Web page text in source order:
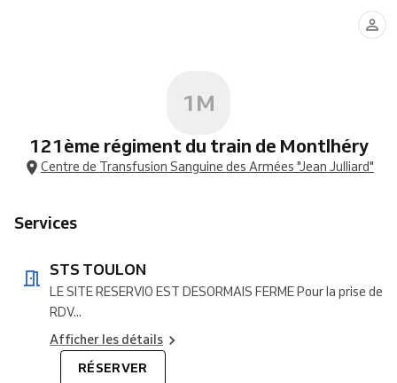
1M
121ème régiment du train de Montlhéry
Centre de Transfusion Sanguine des Armées "Jean Julliard"
Services
STS TOULON
LE SITE RESERVIO EST DESORMAIS FERME Pour la prise de
RDV...
Afficher les détails
RÉSERVER